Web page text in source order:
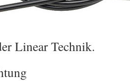
Linear Technik.